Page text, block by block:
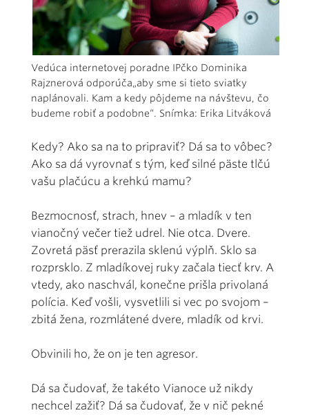
Vedúca internetovej poradne IPčko Dominika
Rajznerová odporúča„aby sme si tieto sviatky
naplánovali. Kam a kedy pôjdeme na návštevu, čo
budeme robiť a podobne“. Snímka: Erika Litváková
Kedy? Ako sa na to pripraviť? Dá sa to vôbec?
Ako sa dá vyrovnať s tým, keď silné päste tlčú
vašu plačúcu a krehkú mamu?
Bezmocnosť, strach, hnev – a mladík v ten
vianočný večer tiež udrel. Nie otca. Dvere.
Zovretá päsť prerazila sklenú výplň. Sklo sa
rozprsklo. Z mladíkovej ruky začala tiecť krv. A
vtedy, ako naschvál, konečne prišla privolaná
polícia. Keď vošli, vysvetlili si vec po svojom –
zbitá žena, rozmlátené dvere, mladík od krvi.
Obvinili ho, že on je ten agresor.
Dá sa čudovať, že takéto Vianoce už nikdy
nechcel zažiť? Dá sa čudovať, že v nič pekné